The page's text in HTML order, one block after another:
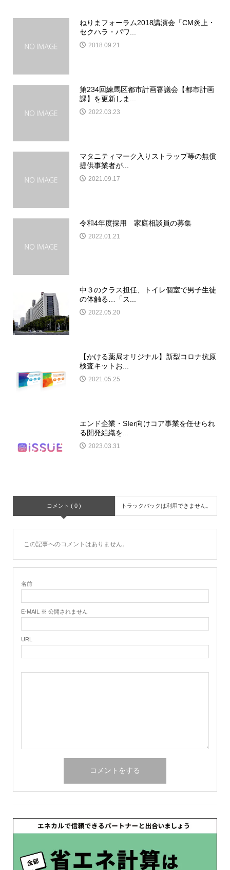
ねりまフォーラム2018講演会「CM炎上・
セクハラ・パワ...
2018.09.21
第234回練馬区都市計画審議会【都市計画
課】を更新しま...
2022.03.23
マタニティマーク入りストラップ等の無償
提供事業者が...
2021.09.17
令和4年度採用 家庭相談員の募集
2022.01.21
中３のクラス担任、トイレ個室で男子生徒
の体触る…「ス...
2022.05.20
【かける薬局オリジナル】新型コロナ抗原
検査キットお...
2021.05.25
エンド企業・SIer向けコア事業を任せられ
る開発組織を...
2023.03.31
コメント ( 0 ) トラックバックは利用できません。
この記事へのコメントはありません。
名前
E-MAIL ※ 公開されません
URL